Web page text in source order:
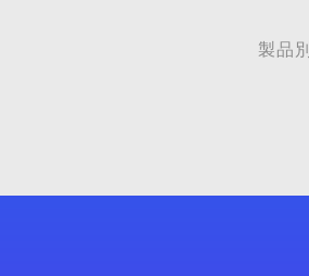
製品別